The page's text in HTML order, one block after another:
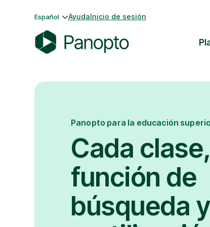
contenido
Español AyudaInicio de sesión
n
Panopto para la educación
Cada
función de
búsqueda y